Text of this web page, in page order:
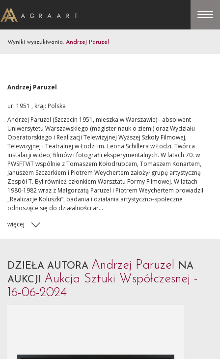
Wyniki wyszukiwania: Andrzej Paruzel
Andrzej Paruzel
ur. 1951 , kraj: Polska
Andrzej Paruzel (Szczecin 1951, mieszka w Warszawie) - absolwent
Uniwersytetu Warszawskiego (magister nauk o ziemi) oraz Wydziału
Operatorskiego i Realizacji Telewizyjnej Wyższej Szkoły Filmowej,
Telewizyjnej i Teatralnej w Łodzi im. Leona Schillera w Łodzi. Twórca
instalacji wideo, filmów i fotografii eksperymentalnych. W latach 70. w
PWSFTViT wspólnie z Tomaszem Kołodrubcem, Tomaszem Konartem,
Januszem Szczerkiem i Piotrem Weychertem założył grupę artystyczną
Zespół T. Był również członkiem Warsztatu Formy Filmowej. W latach
1980-1982 wraz z Małgorzatą Paruzel i Piotrem Weychertem prowadził
„Realizacje Koluszki”, badania i działania artystyczno-społeczne
odnoszące się do działalności ar...
więcej
DZIEŁA AUTORA Andrzej Paruzel NA
AUKCJI Aukcja Sztuki Współczesnej -
16-06-2024